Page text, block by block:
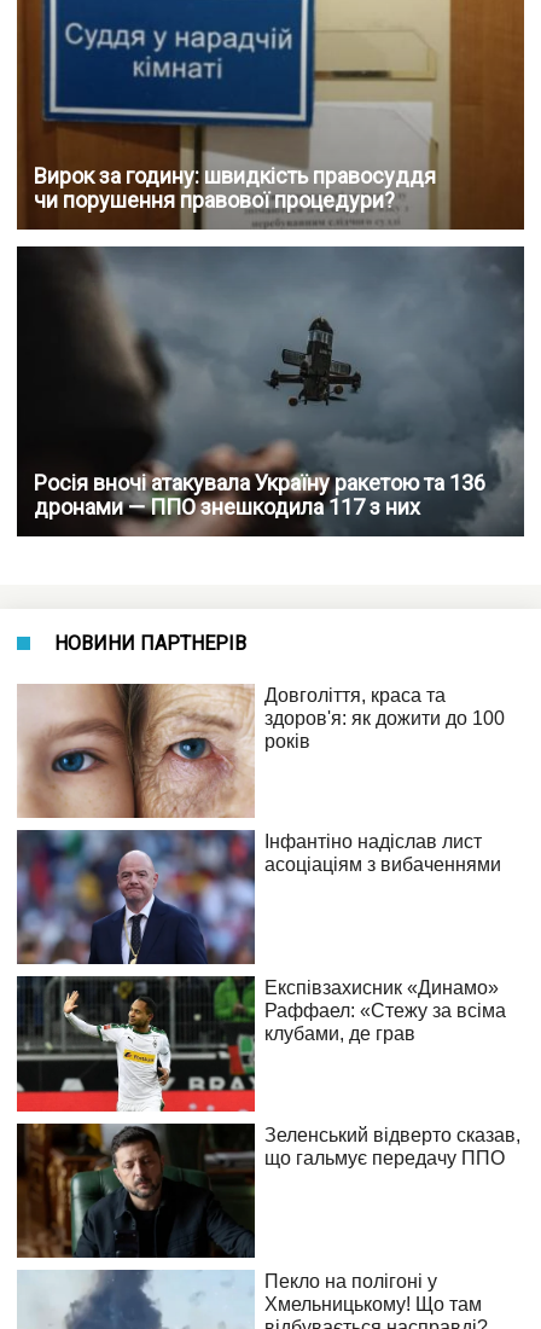
Вирок за годину: швидкість правосуддя
чи порушення правової процедури?
Росія вночі атакувала Україну ракетою та 136
дронами — ППО знешкодила 117 з них
НОВИНИ ПАРТНЕРІВ